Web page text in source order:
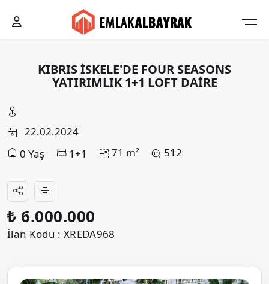
KIBRIS İSKELE'DE FOUR SEASONS
YATIRIMLIK 1+1 LOFT DAİRE
22.02.2024
0 Yaş
1+1 71 m² 512
₺ 6.000.000
İlan Kodu : XREDA968